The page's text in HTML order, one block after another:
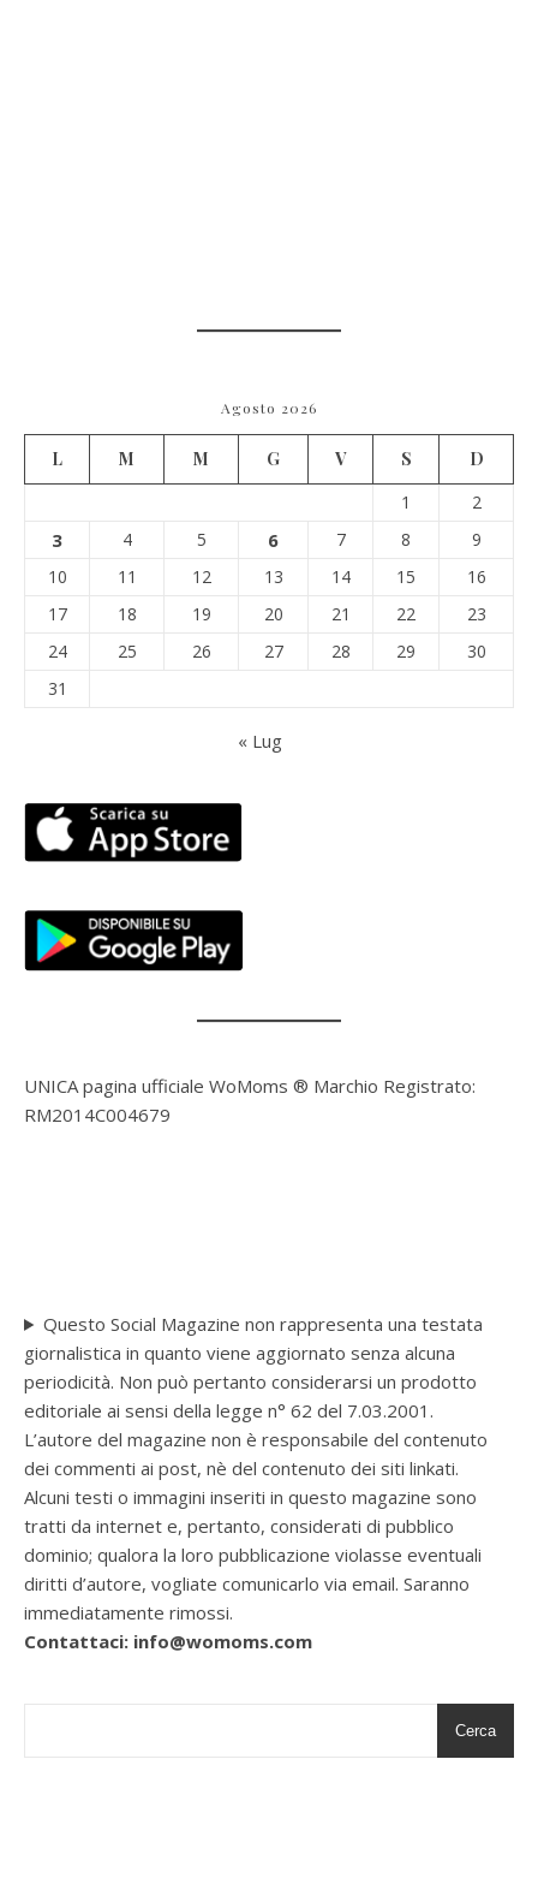
Agosto 2026
L M M G V S
D
1
2
3 4 5 6 7 8
9
10
11 12 13 14 15
16
17
18 19 20 21 22
23
24
25 26 27 28 29
30
31
« Lug
UNICA pagina ufficiale WoMoms ® Marchio Registrato:
RM2014C004679
Questo Social Magazine non rappresenta una testata
giornalistica in quanto viene aggiornato senza alcuna
periodicità. Non può pertanto considerarsi un prodotto
editoriale ai sensi della legge n° 62 del 7.03.2001.
L’autore del magazine non è responsabile del contenuto
dei commenti ai post, nè del contenuto dei siti linkati.
Alcuni testi o immagini inseriti in questo magazine sono
tratti da internet e, pertanto, considerati di pubblico
dominio; qualora la loro pubblicazione violasse eventuali
diritti d’autore, vogliate comunicarlo via email. Saranno
immediatamente rimossi.
Contattaci: info@womoms.com
Cerca